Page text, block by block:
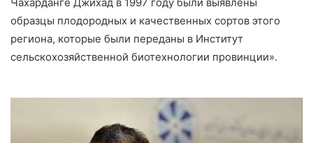
образцы плодородных и качественных сортов этого
региона, которые были переданы в Институт
сельскохозяйственной биотехнологии провинции».